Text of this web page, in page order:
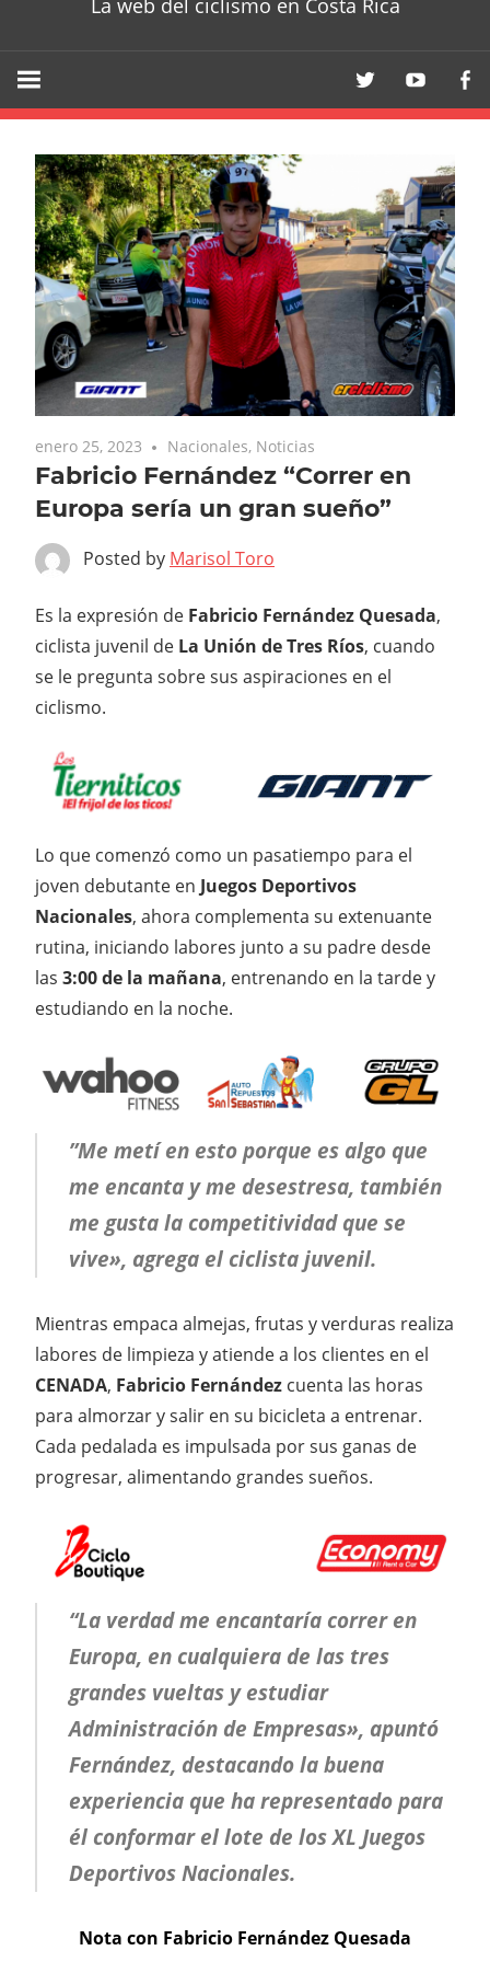
La web del ciclismo en Costa Rica
enero 25, 2023 Nacionales, Noticias
Fabricio Fernández “Correr en
Europa sería un gran sueño”
Posted by Marisol Toro
Es la expresión de Fabricio Fernández Quesada,
ciclista juvenil de La Unión de Tres Ríos, cuando
se le pregunta sobre sus aspiraciones en el
ciclismo.
Lo que comenzó como un pasatiempo para el
joven debutante en Juegos Deportivos
Nacionales, ahora complementa su extenuante
rutina, iniciando labores junto a su padre desde
las 3:00 de la mañana, entrenando en la tarde y
estudiando en la noche.
”Me metí en esto porque es algo que
me encanta y me desestresa, también
me gusta la competitividad que se
vive», agrega el ciclista juvenil.
Mientras empaca almejas, frutas y verduras realiza
labores de limpieza y atiende a los clientes en el
CENADA, Fabricio Fernández cuenta las horas
para almorzar y salir en su bicicleta a entrenar.
Cada pedalada es impulsada por sus ganas de
progresar, alimentando grandes sueños.
“La verdad me encantaría correr en
Europa, en cualquiera de las tres
grandes vueltas y estudiar
Administración de Empresas», apuntó
Fernández, destacando la buena
experiencia que ha representado para
él conformar el lote de los XL Juegos
Deportivos Nacionales.
Nota con Fabricio Fernández Quesada